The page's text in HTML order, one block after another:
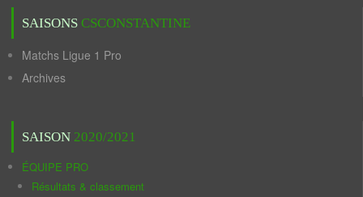
SAISONS CSCONSTANTINE
Matchs Ligue 1 Pro
Archives
SAISON 2020/2021
ÉQUIPE PRO
Résultats & classement